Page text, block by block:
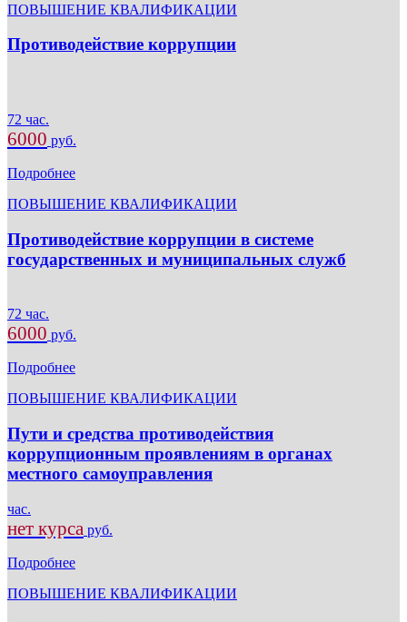
ПОВЫШЕНИЕ КВАЛИФИКАЦИИ
Противодействие коррупции
72 час.
6000 руб.
Подробнее
ПОВЫШЕНИЕ КВАЛИФИКАЦИИ
Противодействие коррупции в системе
государственных и муниципальных служб
72 час.
6000 руб.
Подробнее
ПОВЫШЕНИЕ КВАЛИФИКАЦИИ
Пути и средства противодействия
коррупционным проявлениям в органах
местного самоуправления
час.
нет курса руб.
Подробнее
ПОВЫШЕНИЕ КВАЛИФИКАЦИИ